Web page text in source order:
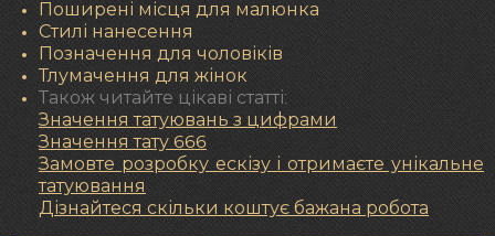
Поширені місця для малюнка
Стилі нанесення
Позначення для чоловіків
Тлумачення для жінок
Також читайте цікаві статті:
Значення татуювань з цифрами
Значення тату 666
Замовте розробку ескізу і отримаєте унікальне
татуювання
Дізнайтеся скільки коштує бажана робота